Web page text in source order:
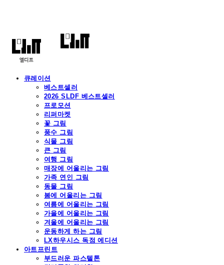
큐레이션
베스트셀러
2026 SLDF 베스트셀러
프로모션
리퍼마켓
꽃 그림
풍수 그림
식물 그림
큰 그림
여행 그림
매장에 어울리는 그림
가족 연인 그림
동물 그림
봄에 어울리는 그림
여름에 어울리는 그림
가을에 어울리는 그림
겨울에 어울리는 그림
운동하게 하는 그림
LX하우시스 독점 에디션
아트프린트
부드러운 파스텔톤